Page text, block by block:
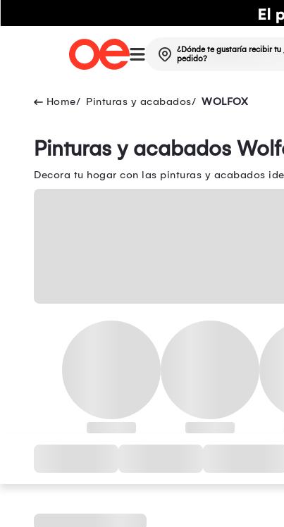
¿Dónde te gustaría recibir tu
pedido?
Pinturas y acabados WOLFOX
Pinturas y acabados
Decora tu hogar con las pinturas y acabados